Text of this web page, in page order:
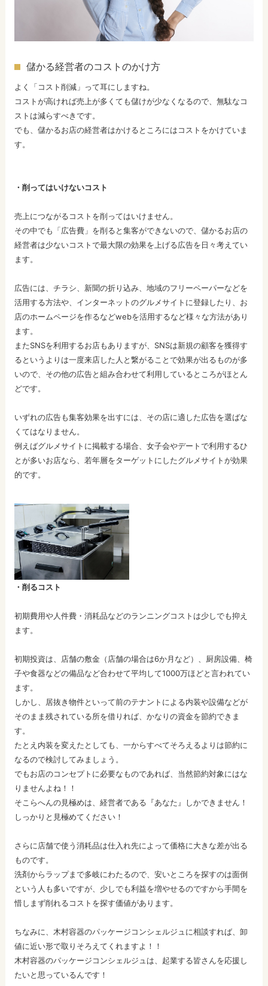
儲かる経営者のコストのかけ方
よく「コスト削減」って耳にしますね。
コストが高ければ売上が多くても儲けが少なくなるので、無駄なコ
ストは減らすべきです。
でも、儲かるお店の経営者はかけるところにはコストをかけていま
す。
・削ってはいけないコスト
売上につながるコストを削ってはいけません。
その中でも「広告費」を削ると集客ができないので、儲かるお店の
経営者は少ないコストで最大限の効果を上げる広告を日々考えてい
ます。
広告には、チラシ、新聞の折り込み、地域のフリーペーパーなどを
活用する方法や、インターネットのグルメサイトに登録したり、お
店のホームページを作るなどwebを活用するなど様々な方法があり
ます。
またSNSを利用するお店もありますが、SNSは新規の顧客を獲得す
るというよりは一度来店した人と繋がることで効果が出るものが多
いので、その他の広告と組み合わせて利用しているところがほとん
どです。
いずれの広告も集客効果を出すには、その店に適した広告を選ばな
くてはなりません。
例えばグルメサイトに掲載する場合、女子会やデートで利用するひ
とが多いお店なら、若年層をターゲットにしたグルメサイトが効果
的です。
・削るコスト
初期費用や人件費・消耗品などのランニングコストは少しでも抑え
ます。
初期投資は、店舗の敷金（店舗の場合は6か月など）、厨房設備、椅
子や食器などの備品など合わせて平均して1000万ほどと言われてい
ます。
しかし、居抜き物件といって前のテナントによる内装や設備などが
そのまま残されている所を借りれば、かなりの資金を節約できま
す。
たとえ内装を変えたとしても、一からすべてそろえるよりは節約に
なるので検討してみましょう。
でもお店のコンセプトに必要なものであれば、当然節約対象にはな
りませんよね！！
そこらへんの見極めは、経営者である『あなた』しかできません！
しっかりと見極めてください！
さらに店舗で使う消耗品は仕入れ先によって価格に大きな差が出る
ものです。
洗剤からラップまで多岐にわたるので、安いところを探すのは面倒
という人も多いですが、少しでも利益を増やせるのですから手間を
惜しまず削れるコストを探す価値があります。
ちなみに、木村容器のパッケージコンシェルジュに相談すれば、卸
値に近い形で取りそろえてくれますよ！！
木村容器のパッケージコンシェルジュは、起業する皆さんを応援し
たいと思っているんです！